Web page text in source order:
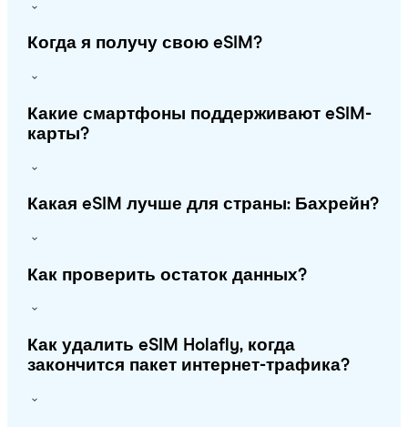
Когда я получу свою eSIM?
Какие смартфоны поддерживают eSIM-
карты?
Какая eSIM лучше для страны: Бахрейн?
Как проверить остаток данных?
Как удалить eSIM Holafly, когда
закончится пакет интернет-трафика?